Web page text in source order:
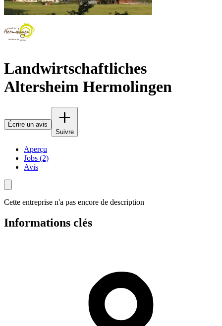
Landwirtschaftliches
Altersheim Hermolingen
Écrire un avis
Suivre
Aperçu
Jobs (2)
Avis
Cette entreprise n'a pas encore de description
Informations clés